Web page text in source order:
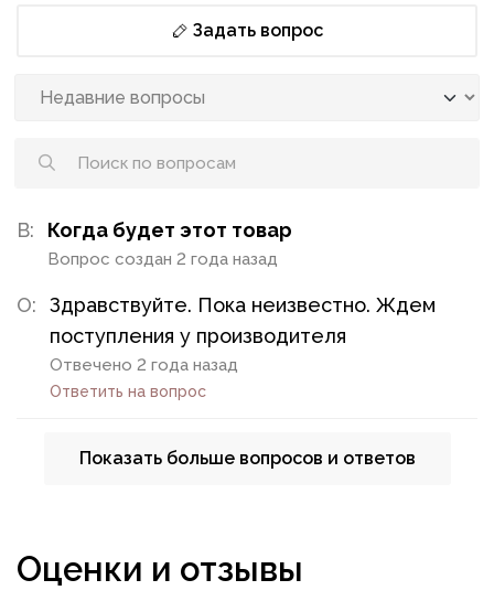
Задать вопрос
В: Когда будет этот товар
Вопрос создан 2 года назад
О:
Здравствуйте. Пока неизвестно. Ждем
поступления у производителя
Отвечено 2 года назад
Ответить на вопрос
Показать больше вопросов и ответов
Оценки и отзывы